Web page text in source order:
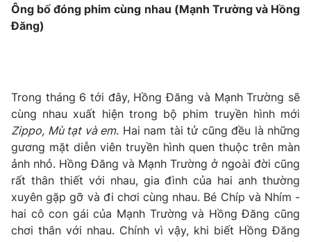
Theo dõi báo trên
Cơ quan chủ quản: Đài Truyền hình Việt Nam
Cơ quan báo chí:Thời báo VTV
Giấy phép hoạt động báo in và báo điện tử số 483/GP-BTTTT
cấp ngày 29/12/2023
Tổng Biên tập:Vũ Thanh Thủy
Phó Tổng Biên tập:Nguyễn Thị Mỹ Hạnh, Phạm Quốc Thắng,
Ông bố đóng phim cùng nhau (Mạnh Trường và Hồng
Đăng)
Trong tháng 6 tới đây, Hồng Đăng và Mạnh Trường sẽ
cùng nhau xuất hiện trong bộ phim truyền hình mới
Zippo, Mù tạt và em. Hai nam tài tử cũng đều là những
gương mặt diễn viên truyền hình quen thuộc trên màn
ảnh nhỏ. Hồng Đăng và Mạnh Trường ở ngoài đời cũng
rất thân thiết với nhau, gia đình của hai anh thường
xuyên gặp gỡ và đi chơi cùng nhau. Bé Chíp và Nhím -
hai cô con gái của Mạnh Trường và Hồng Đăng cũng
chơi thân với nhau. Chính vì vậy, khi biết Hồng Đăng